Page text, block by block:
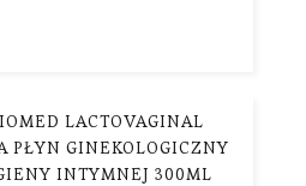
LACTOVAGINAL
PŁYN GINEKOLOGICZNY
INTYMNEJ 300ML